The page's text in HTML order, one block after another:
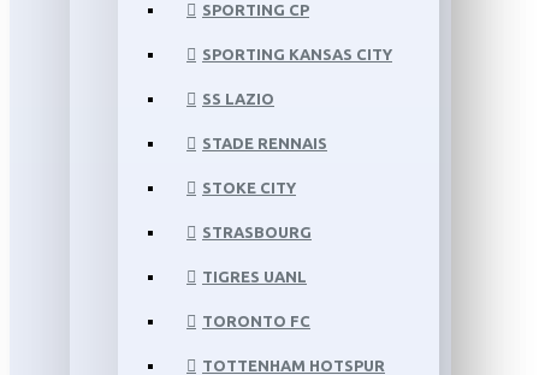
SPORTING CP
SPORTING KANSAS CITY
SS LAZIO
STADE RENNAIS
STOKE CITY
STRASBOURG
TIGRES UANL
TORONTO FC
TOTTENHAM HOTSPUR